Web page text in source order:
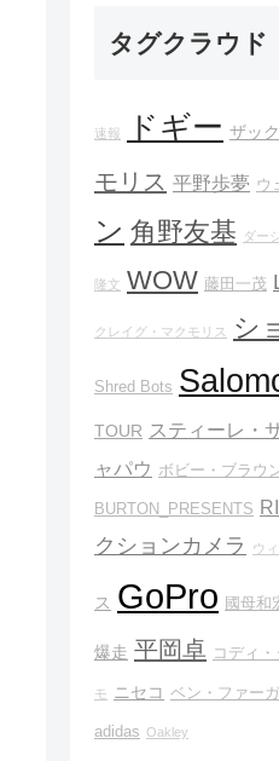
タグクラウド
速報 ドギー ザッ
モリス 平野歩夢 ウ
ン 角野友基 ダー
隆文 WOW 藤田一茂
クレイグ・マクモリス シ
Shred Bots
TOUR スティーレ・
ャパウ ボビー・ブラウ
BURTON_PRESENTS
クションカメラ
ウ
ス GoPro 國母和
爆走 平岡卓 コディ
モ ニセコ ベン・ファー
adidas Oakley